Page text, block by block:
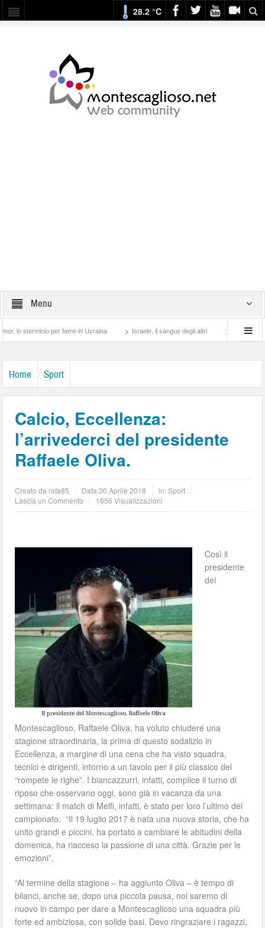
28.2 °C
Menu
per fame in Ucraina Israele, il sangue degli altri Lotta di classe… tra
Home Sport
Calcio, Eccellenza:
l’arrivederci del presidente
Raffaele Oliva.
Creato da rafa85 Data:30 Aprile 2018 in:Sport
Lascia un Commento
1656 Visualizzazioni
Così il
presidente
del
Montescaglioso, Raffaele Oliva, ha voluto chiudere una
stagione straordinaria, la prima di questo sodalizio in
Eccellenza, a margine di una cena che ha visto squadra,
tecnici e dirigenti, intorno a un tavolo per il più classico del
“rompete le righe”. I biancazzurri, infatti, complice il turno di
riposo che osservano oggi, sono già in vacanza da una
settimana: il match di Melfi, infatti, è stato per loro l’ultimo del
campionato. “Il 19 luglio 2017 è nata una nuova storia, che ha
unito grandi e piccini, ha portato a cambiare le abitudini della
domenica, ha riacceso la passione di una città. Grazie per le
emozioni”.
“Al termine della stagione – ha aggiunto Oliva – è tempo di
bilanci, anche se, dopo una piccola pausa, noi saremo di
nuovo in campo per dare a Montescaglioso una squadra più
forte ed ambiziosa, con solide basi. Devo ringraziare i ragazzi,